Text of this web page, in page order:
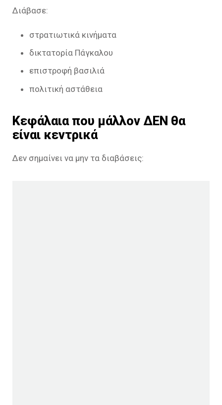
Διάβασε:
στρατιωτικά κινήματα
δικτατορία Πάγκαλου
επιστροφή βασιλιά
πολιτική αστάθεια
Κεφάλαια που μάλλον ΔΕΝ θα
είναι κεντρικά
Δεν σημαίνει να μην τα διαβάσεις: